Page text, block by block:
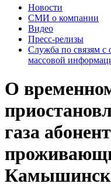
Новости
СМИ о компании
Видео
Пресс-релизы
Служба по связям с
массовой
О
газа